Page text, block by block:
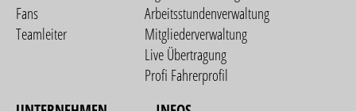
Fans
Teamleiter
Arbeitsstundenverwaltung
Mitgliederverwaltung
Live Übertragung
Profi Fahrerprofil